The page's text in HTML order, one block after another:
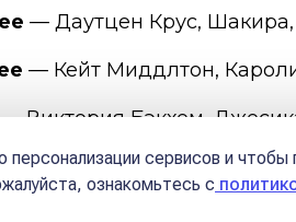
— Даутцен Крус,
— Кейт Миддлтон,
— Виктория Бэкхем,
Куркова.
сервисов и
ознакомьтесь с